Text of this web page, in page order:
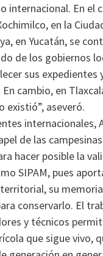
internacional. En el
en la
en Yucatán, se
de los gobiernos
sus expedientes
cambio, en
existió”, aseveró.
internacionales,
de las
hacer posible la
SIPAM, pues
su
conservarlo. El
y técnicos
que sigue vivo,